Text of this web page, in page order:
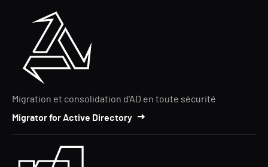
Migration et consolidation d'AD en toute sécurité
Migrator for Active Directory